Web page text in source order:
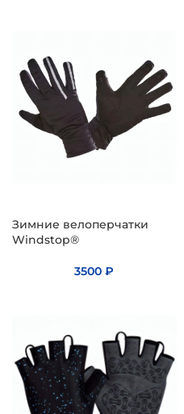
Зимние велоперчатки
Windstop®
3500₽